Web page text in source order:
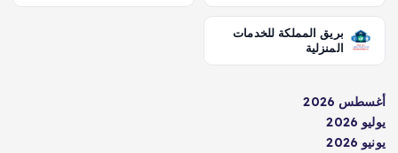
بريق المملكة للخدمات
المنزلية
أغسطس 2026
يوليو 2026
يونيو 2026